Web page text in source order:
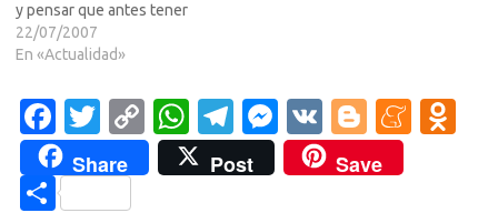
y pensar que antes tener
uno de estos era algo asi
como un lujo) y me di cuenta
real... cuando estaban
poniendo publicidad en la
emisora que estaba…
22/07/2007
En «Actualidad»
Fa
c
e
T
w
it
C
o
p
W
h
at
T
el
e
M
es
se
V
K
Bl
o
g
M
Share Post Save
C